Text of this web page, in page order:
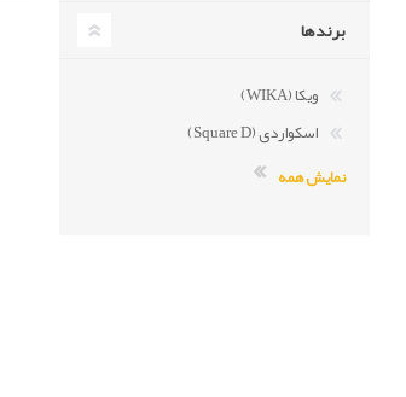
برندها
ویکا (WIKA)
اسکواردی (Square D)
نمایش همه